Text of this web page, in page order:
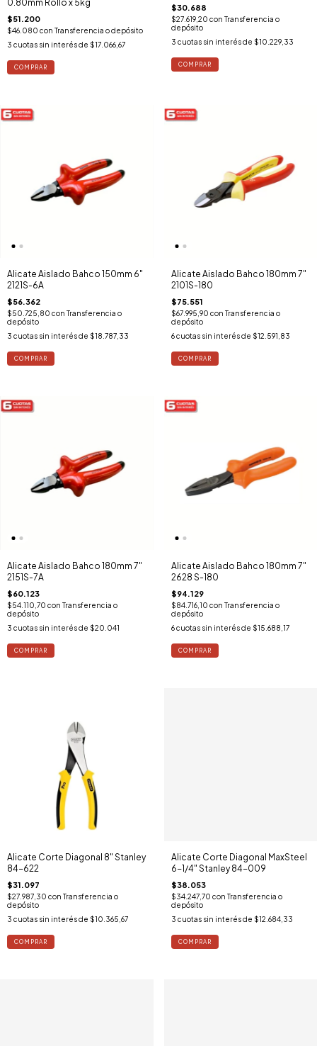
0.80mm Rollo x 5kg
$51.200
$46.080 con Transferencia o depósito
3 cuotas sin interés de $17.066,67
$30.688
$27.619,20 con Transferencia o
depósito
3 cuotas sin interés de $10.229,33
Alicate Aislado Bahco 150mm 6"
2121S-6A
$56.362
$50.725,80 con Transferencia o
depósito
3 cuotas sin interés de $18.787,33
Alicate Aislado Bahco 180mm 7"
2101S-180
$75.551
$67.995,90 con Transferencia o
depósito
6 cuotas sin interés de $12.591,83
Alicate Aislado Bahco 180mm 7"
2151S-7A
$60.123
$54.110,70 con Transferencia o
depósito
3 cuotas sin interés de $20.041
Alicate Aislado Bahco 180mm 7"
2628 S-180
$94.129
$84.716,10 con Transferencia o
depósito
6 cuotas sin interés de $15.688,17
Alicate Corte Diagonal 8" Stanley
84-622
$31.097
$27.987,30 con Transferencia o
depósito
3 cuotas sin interés de $10.365,67
Alicate Corte Diagonal MaxSteel
6-1/4" Stanley 84-009
$38.053
$34.247,70 con Transferencia o
depósito
3 cuotas sin interés de $12.684,33